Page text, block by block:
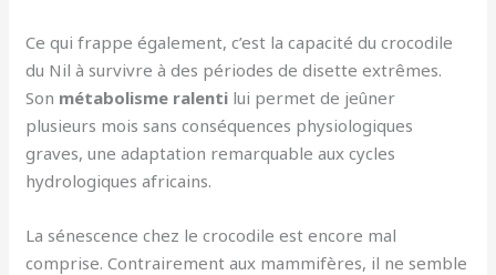
Ce qui frappe également, c’est la capacité du crocodile
du Nil à survivre à des périodes de disette extrêmes.
Son métabolisme ralenti lui permet de jeûner
plusieurs mois sans conséquences physiologiques
graves, une adaptation remarquable aux cycles
hydrologiques africains.
La sénescence chez le crocodile est encore mal
comprise. Contrairement aux mammifères, il ne semble